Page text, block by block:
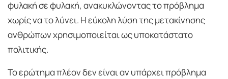
φυλακή σε φυλακή, ανακυκλώνοντας το πρόβλημα
χωρίς να το λύνει. Η εύκολη λύση της μετακίνησης
ανθρώπων χρησιμοποιείται ως υποκατάστατο
πολιτικής.
Το ερώτημα πλέον δεν είναι αν υπάρχει πρόβλημα